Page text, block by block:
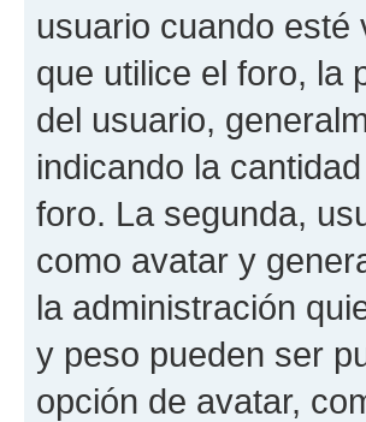
usuario cuando esté
que utilice el foro, la
del usuario,
indicando la
foro. La segunda,
como avatar y
la administración
y peso pueden ser
opción de avatar,